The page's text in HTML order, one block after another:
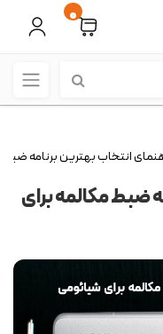
0
انتخاب بهترین برنامه
ضبط مکالمه برای